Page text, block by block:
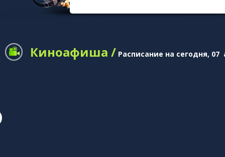
Киноафиша / Расписание на сегодня, 07